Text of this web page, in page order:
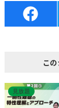
こ
見放題